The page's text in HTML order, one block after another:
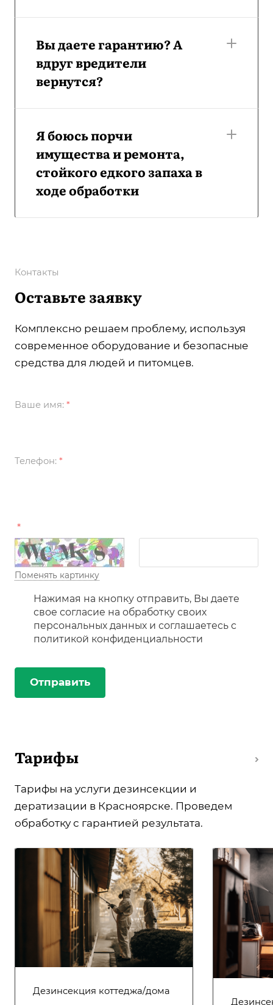
Вы даете гарантию? А
вдруг вредители
вернутся?
Я боюсь порчи
имущества и ремонта,
стойкого едкого запаха в
ходе обработки
Контакты
Оставьте заявку
Комплексно решаем проблему, используя
современное оборудование и безопасные
средства для людей и питомцев.
Ваше имя: *
Телефон: *
*
Поменять картинку
Нажимая на кнопку отправить, Вы даете
свое согласие на обработку своих
персональных данных и соглашаетесь с
политикой конфиденциальности
Отправить
Тарифы
Тарифы на услуги дезинсекции и
дератизации в Красноярске. Проведем
обработку с гарантией результата.
Дезинсекция коттеджа/дома